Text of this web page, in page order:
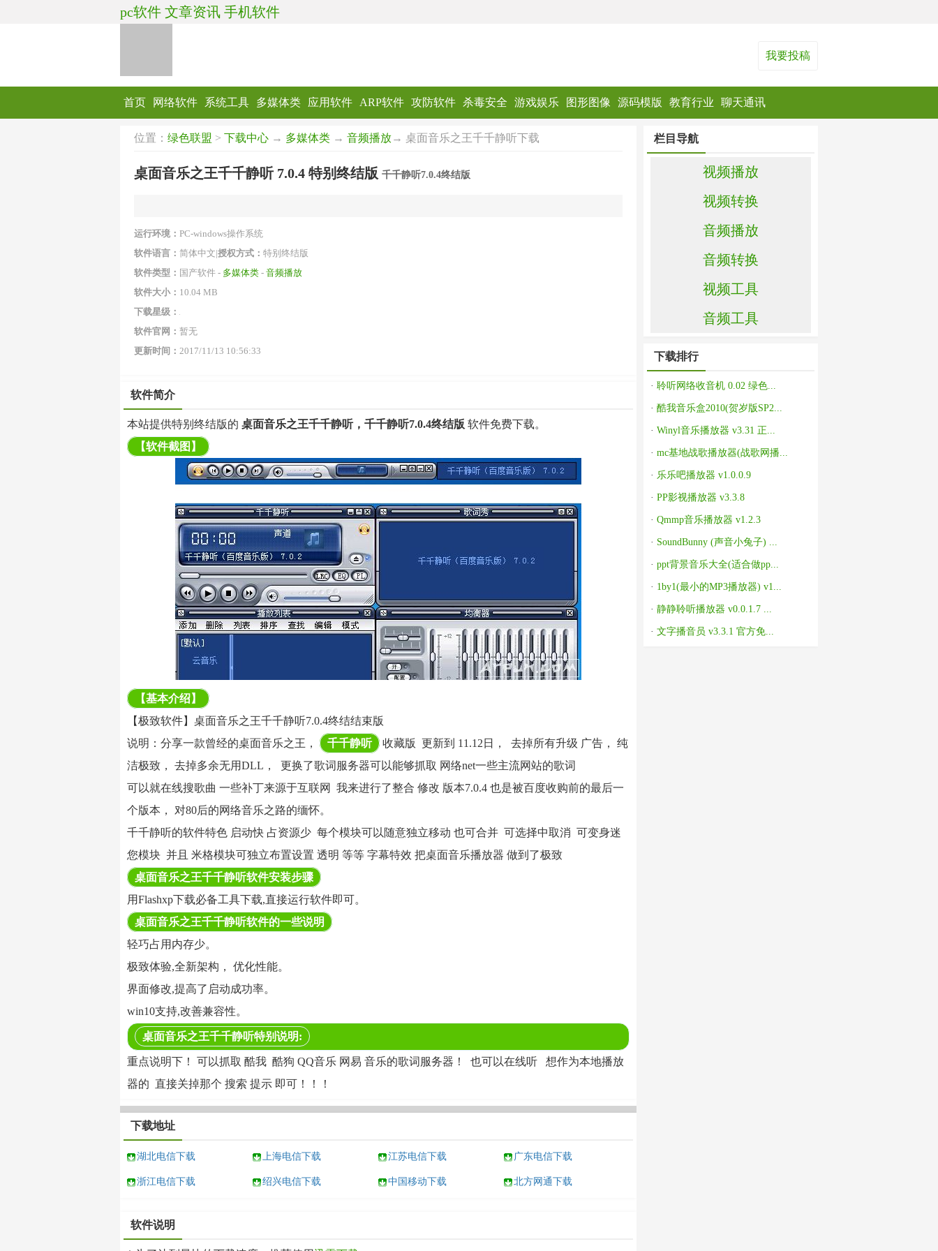
pc软件 文章资讯 手机软件
我要投稿
首页 网络软件 系统工具 多媒体类 应用软件 ARP软件 攻防软件 杀毒安全 游戏娱乐 图形图像 源码模版 教育行业 聊天通讯
位置： 绿色联盟 > 下载中心 → 多媒体类 → 音频播放→ 桌面音乐之王千千静听下载
桌面音乐之王千千静听 7.0.4 特别终结版 千千静听7.0.4终结版
运行环境： PC-windows操作系统
软件语言： 简体中文|授权方式： 特别终结版
软件类型： 国产软件 - 多媒体类 - 音频播放
软件大小： 10.04 MB
下载星级：
软件官网： 暂无
更新时间： 2017/11/13 10:56:33
软件简介
本站提供特别终结版的 桌面音乐之王千千静听，千千静听7.0.4终结版 软件免费下载。
【软件截图】
【基本介绍】
【极致软件】桌面音乐之王千千静听7.0.4终结结束版
说明：分享一款曾经的桌面音乐之王，
千千静听
收藏版 更新到 11.12日， 去掉所有升级 广告， 纯
洁极致， 去掉多余无用DLL， 更换了歌词服务器可以能够抓取 网络net一些主流网站的歌词
可以就在线搜歌曲 一些补丁来源于互联网 我来进行了整合 修改 版本7.0.4 也是被百度收购前的最后一
个版本， 对80后的网络音乐之路的缅怀。
千千静听的软件特色 启动快 占资源少 每个模块可以随意独立移动 也可合并 可选择中取消 可变身迷
您模块 并且 米格模块可独立布置设置 透明 等等 字幕特效 把桌面音乐播放器 做到了极致
桌面音乐之王千千静听软件安装步骤
用Flashxp下载必备工具下载,直接运行软件即可。
桌面音乐之王千千静听软件的一些说明
轻巧占用内存少。
极致体验,全新架构， 优化性能。
界面修改,提高了启动成功率。
win10支持,改善兼容性。
桌面音乐之王千千静听特别说明:
重点说明下！ 可以抓取 酷我 酷狗 QQ音乐 网易 音乐的歌词服务器！ 也可以在线听 想作为本地播放
器的 直接关掉那个 搜索 提示 即可！！！
下载地址
湖北电信下载 上海电信下载 江苏电信下载 广东电信下载
浙江电信下载 绍兴电信下载 中国移动下载 北方网通下载
软件说明
栏目导航
视频播放
视频转换
音频播放
音频转换
视频工具
音频工具
下载排行
· 聆听网络收音机 0.02 绿色...
· 酷我音乐盒2010(贺岁版SP2...
· Winyl音乐播放器 v3.31 正...
· mc基地战歌播放器(战歌网播...
· 乐乐吧播放器 v1.0.0.9
· PP影视播放器 v3.3.8
· Qmmp音乐播放器 v1.2.3
· SoundBunny (声音小兔子) ...
· ppt背景音乐大全(适合做pp...
· 1by1(最小的MP3播放器) v1...
· 静静聆听播放器 v0.0.1.7 ...
· 文字播音员 v3.3.1 官方免...